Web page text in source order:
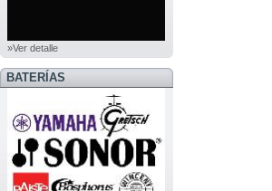
»Ver detalle
BATERÍAS